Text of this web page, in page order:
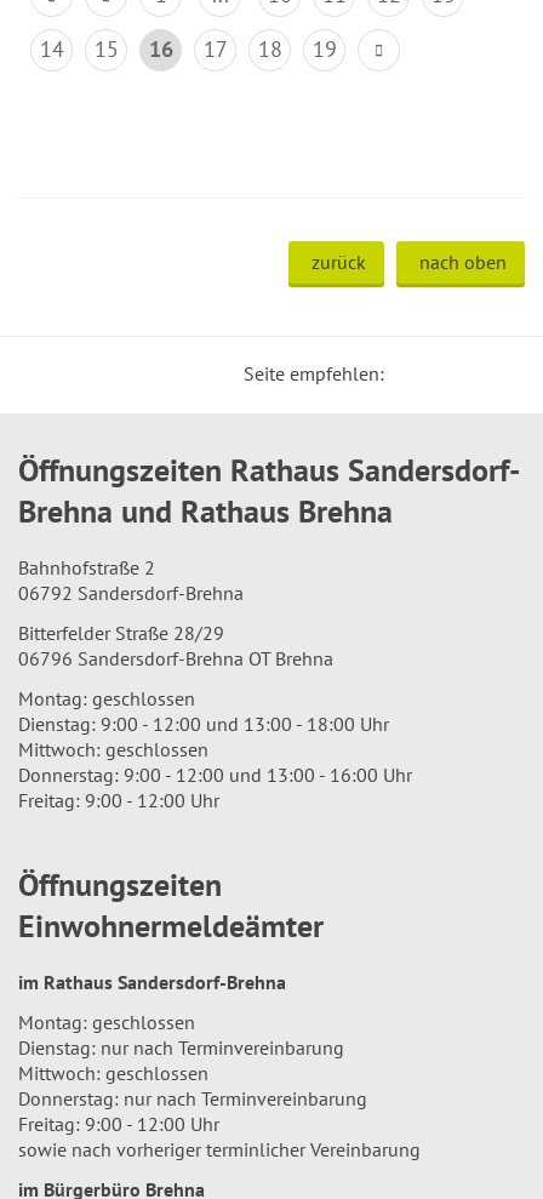
14
15 16 17 18 19
zurück nach oben
Seite empfehlen:
Öffnungszeiten Rathaus Sandersdorf-
Brehna und Rathaus Brehna
Bahnhofstraße 2
06792 Sandersdorf-Brehna
Bitterfelder Straße 28/29
06796 Sandersdorf-Brehna OT Brehna
Montag: geschlossen
Dienstag: 9:00 - 12:00 und 13:00 - 18:00 Uhr
Mittwoch: geschlossen
Donnerstag: 9:00 - 12:00 und 13:00 - 16:00 Uhr
Freitag: 9:00 - 12:00 Uhr
Öffnungszeiten
Einwohnermeldeämter
im Rathaus Sandersdorf-Brehna
Montag: geschlossen
Dienstag: nur nach Terminvereinbarung
Mittwoch: geschlossen
Donnerstag: nur nach Terminvereinbarung
Freitag: 9:00 - 12:00 Uhr
sowie nach vorheriger terminlicher Vereinbarung
im Bürgerbüro Brehna